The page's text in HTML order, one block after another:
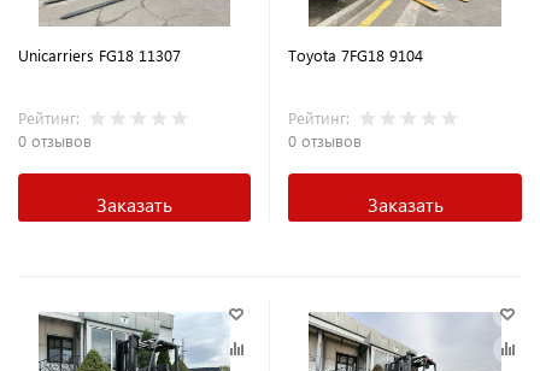
Unicarriers FG18 11307
Рейтинг:
0 отзывов
Заказать
Toyota 7FG18 9104
Рейтинг:
0 отзывов
Заказать